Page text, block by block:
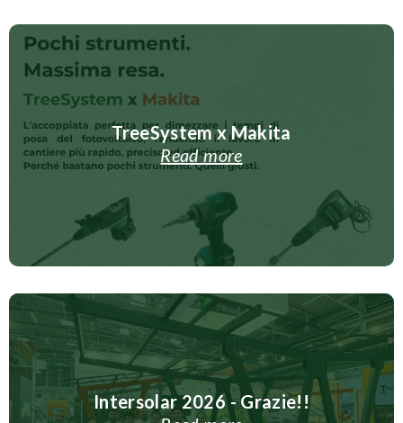
TreeSystem x Makita
Read more
Intersolar 2026 - Grazie!!